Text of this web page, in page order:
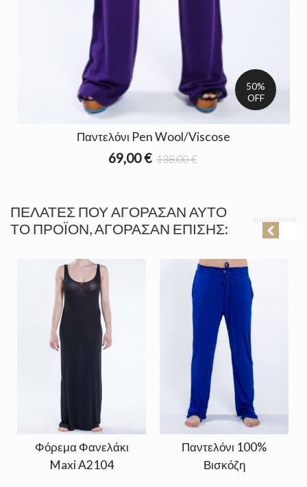
50%
OFF
Παντελόνι Pen Wool/Viscose
69,00 € 138,00 €
ΠΕΛΆΤΕΣ ΠΟΥ ΑΓΌΡΑΣΑΝ ΑΥΤΌ
ΤΟ ΠΡΟΪΌΝ, ΑΓΌΡΑΣΑΝ ΕΠΊΣΗΣ:
Φόρεμα Φανελάκι
Maxi A2104
Παντελόνι 100%
Βισκόζη